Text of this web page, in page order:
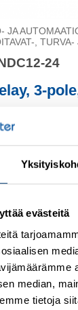
evästeitä
median,
tietoja
JA
,
24
3-
tuotteet